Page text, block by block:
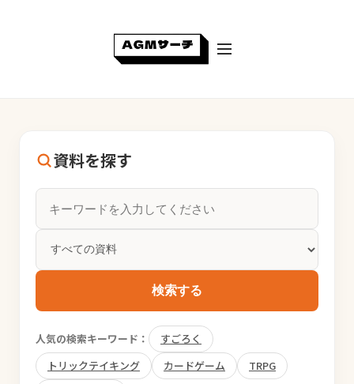
資料を探す
検索する
人気の検索キーワード：
すごろく
トリックテイキング
カードゲーム
TRPG